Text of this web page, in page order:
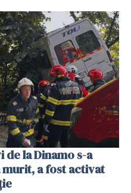
la Dinamo s-a
a fost activat